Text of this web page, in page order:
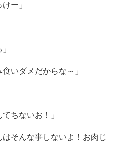
ー」
いダメだからな～」
ちないお！」
そんな事しないよ！お肉じ